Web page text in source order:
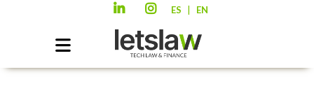
ES EN